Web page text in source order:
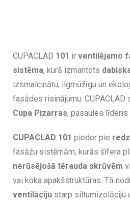
CUPACLAD 101 ir ventilējamo
sistēma, kurā izmantots
izsmalcinātu, ilgmūžīgu un
fasādes risinājumu.
Cupa Pizarras, pasaules līderis
CUPACLAD 101 pieder pie
fasāžu sistēmām, kurās šīfera
nerūsējošā tērauda skrūvēm
vai koka apakšstruktūras. Tā
ventilāciju starp siltumizolāciju